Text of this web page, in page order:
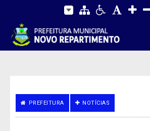
PREFEITURA NOTÍCIAS